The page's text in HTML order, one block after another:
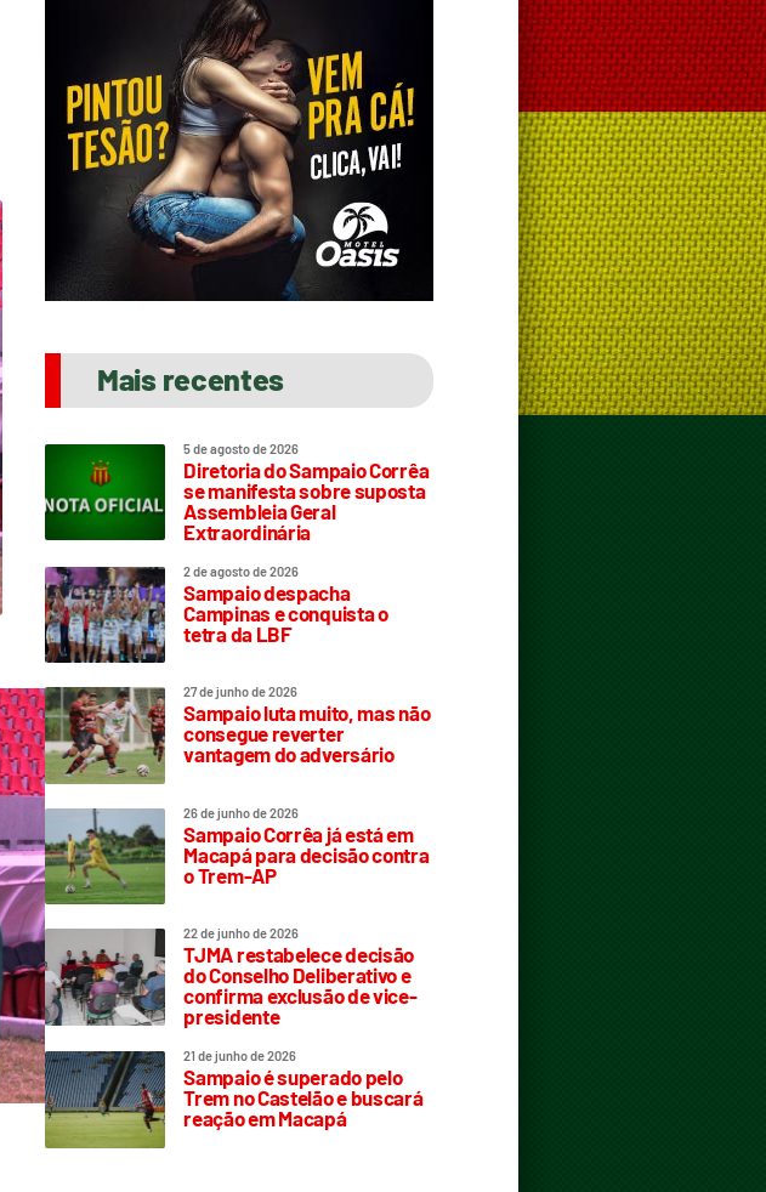
Mais recentes
5 de agosto de 2026
Diretoria do Sampaio Corrêa
se manifesta sobre suposta
Assembleia Geral
Extraordinária
2 de agosto de 2026
Sampaio despacha
Campinas e conquista o
tetra da LBF
27 de junho de 2026
Sampaio luta muito, mas não
consegue reverter
vantagem do adversário
26 de junho de 2026
Sampaio Corrêa já está em
Macapá para decisão contra
o Trem-AP
22 de junho de 2026
TJMA restabelece decisão
do Conselho Deliberativo e
confirma exclusão de vice-
presidente
21 de junho de 2026
Sampaio é superado pelo
Trem no Castelão e buscará
reação em Macapá